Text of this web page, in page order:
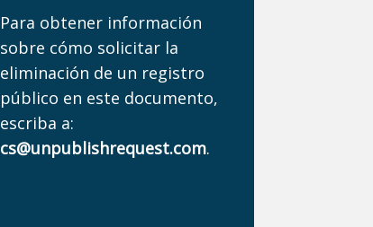
Para obtener información
sobre cómo solicitar la
eliminación de un registro
público en este documento,
escriba a:
cs@unpublishrequest.com.